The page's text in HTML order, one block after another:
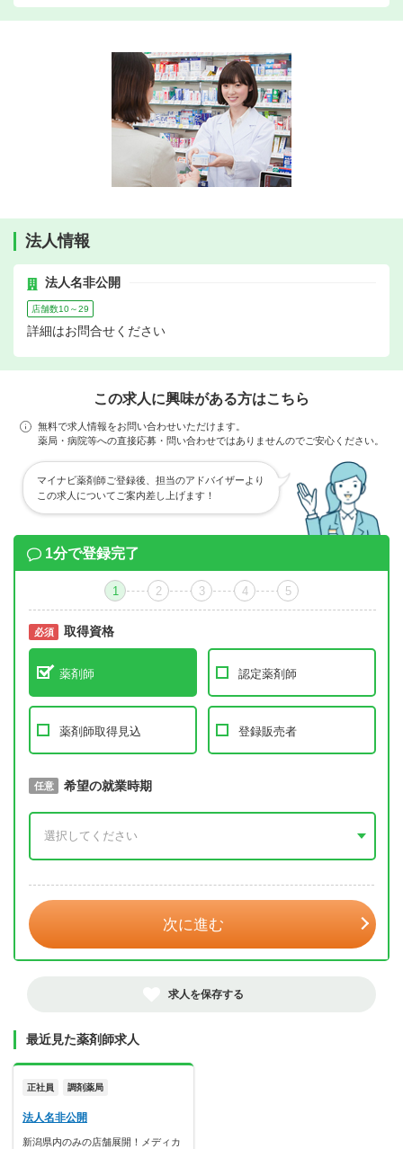
法人情報
法人名非公開
店舗数10～29
詳細はお問合せください
この求人に興味がある方はこちら
無料で求人情報をお問い合わせいただけます。
薬局・病院等への直接応募・問い合わせではありませんのでご安心ください。
マイナビ薬剤師ご登録後、担当のアドバイザーより
この求人についてご案内差し上げます！
1分で登録完了
1 2 3 4 5
必須 取得資格
薬剤師 認定薬剤師
薬剤師取得見込 登録販売者
必須 取得予定年
任意 希望の就業時期
次に進む
求人を保存する
最近見た薬剤師求人
正社員 調剤薬局
法人名非公開
新潟県内のみの店舗展開！メディカ